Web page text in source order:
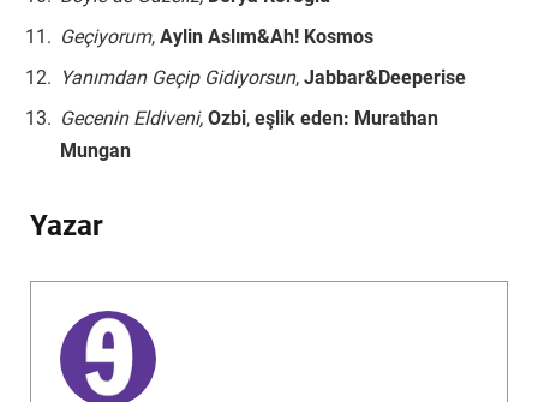
Geçiyorum, Aylin Aslım&Ah! Kosmos
Yanımdan Geçip Gidiyorsun, Jabbar&Deeperise
Gecenin Eldiveni, Ozbi, eşlik eden: Murathan
Mungan
Yazar